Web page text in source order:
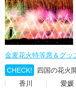
金麦花火特等席＆グッ
CHECK!
四国の花火
香川
愛媛